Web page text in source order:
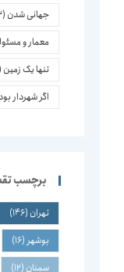
جهانی شدن (3)
معمار و
تنها یک زمین
اگر شهردار
برچسب
تهران (146)
بوشهر (16)
سمنان (12)